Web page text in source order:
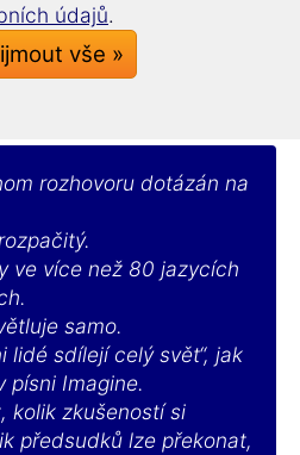
rozhovoru dotázán na
ve více než 80 jazycích
samo.
lidé sdílejí celý svět“, jak
písni Imagine.
kolik zkušeností si
předsudků lze překonat,
údajů.
vše »